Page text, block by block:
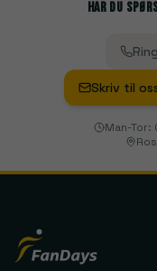
Har du
Skriv til
Man-Tor: